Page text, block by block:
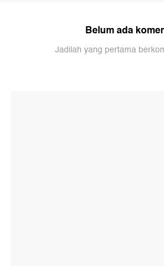
Belum ada
Jadilah yang pertama